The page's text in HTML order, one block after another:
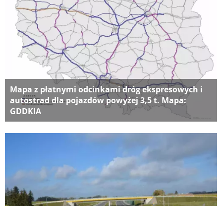
Mapa z płatnymi odcinkami dróg ekspresowych i
autostrad dla pojazdów powyżej 3,5 t. Mapa:
GDDKIA